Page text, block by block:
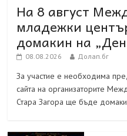
На 8 август
младежки
домакин на
08.08.2026 Долап.бг
За участие е необходима
сайта на организаторите
Стара Загора ще бъде